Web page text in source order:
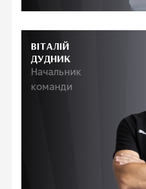
ВІТАЛІЙ
ДУДНИК
Начальник
команди